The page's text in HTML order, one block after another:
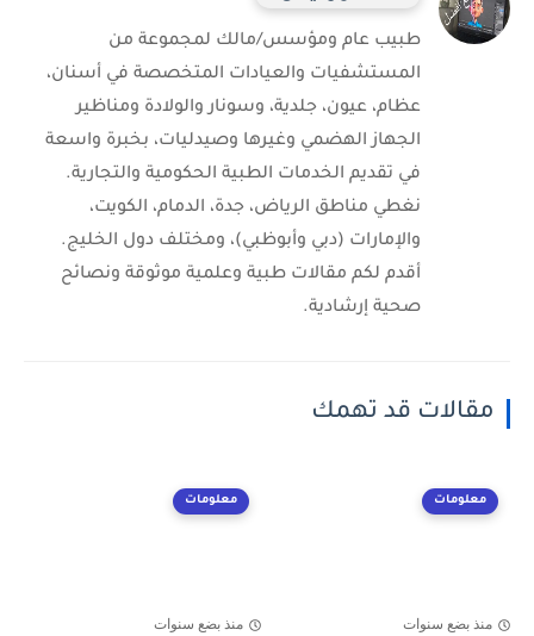
طبيب عام ومؤسس/مالك لمجموعة من
المستشفيات والعيادات المتخصصة في أسنان،
عظام، عيون، جلدية، وسونار والولادة ومناظير
الجهاز الهضمي وغيرها وصيدليات، بخبرة واسعة
في تقديم الخدمات الطبية الحكومية والتجارية.
نغطي مناطق الرياض، جدة، الدمام، الكويت،
والإمارات (دبي وأبوظبي)، ومختلف دول الخليج.
أقدم لكم مقالات طبية وعلمية موثوقة ونصائح
صحية إرشادية.
مقالات قد تهمك
معلومات
منذ بضع سنوات
معلومات
منذ بضع سنوات